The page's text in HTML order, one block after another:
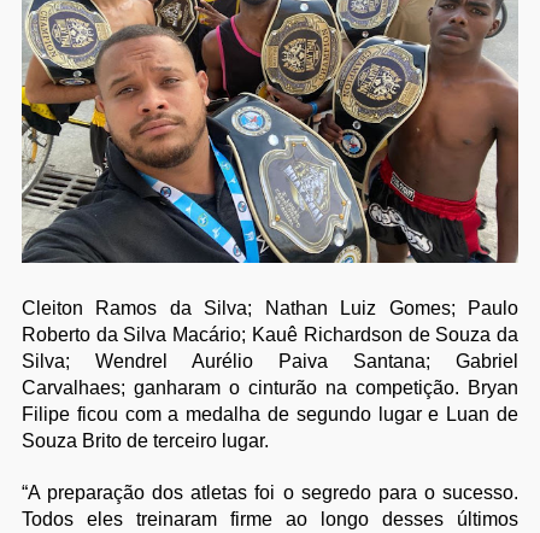
Cleiton Ramos da Silva; Nathan Luiz Gomes; Paulo
Roberto da Silva Macário; Kauê Richardson de Souza da
Silva; Wendrel Aurélio Paiva Santana; Gabriel
Carvalhaes; ganharam o cinturão na competição. Bryan
Filipe ficou com a medalha de segundo lugar e Luan de
Souza Brito de terceiro lugar.
“A preparação dos atletas foi o segredo para o sucesso.
Todos eles treinaram firme ao longo desses últimos